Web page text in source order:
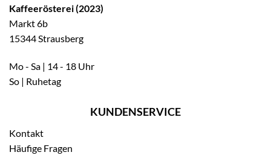
Kaffeerösterei (2023)
Markt 6b
15344 Strausberg
Mo - Sa | 14 - 18 Uhr
So | Ruhetag
KUNDENSERVICE
Kontakt
Häufige Fragen